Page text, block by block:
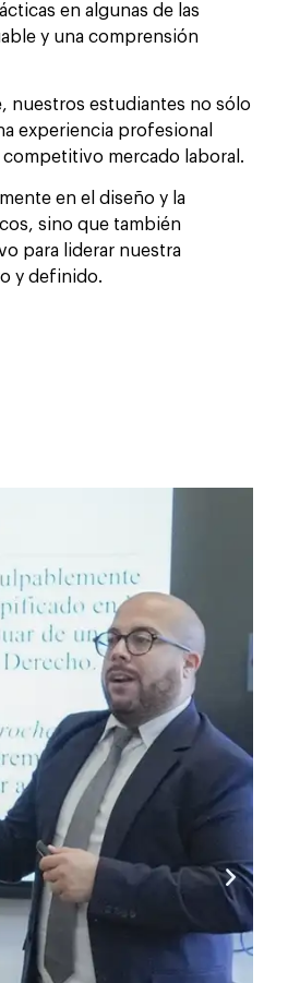
en algunas de las
y una comprensión
nuestros estudiantes no sólo
experiencia profesional
mercado laboral.
en el diseño y la
sino que también
para liderar nuestra
y definido.